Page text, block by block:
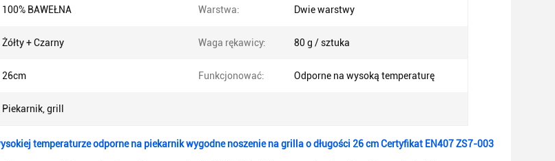
100% BAWEŁNA Warstwa: Dwie warstwy
Żółty + Czarny Waga rękawicy: 80 g / sztuka
26cm Funkcjonować: Odporne na wysoką temperaturę
Piekarnik, grill
temperaturze odporne na piekarnik wygodne noszenie na grilla o długości 26 cm Certyfikat EN407 ZS7-003